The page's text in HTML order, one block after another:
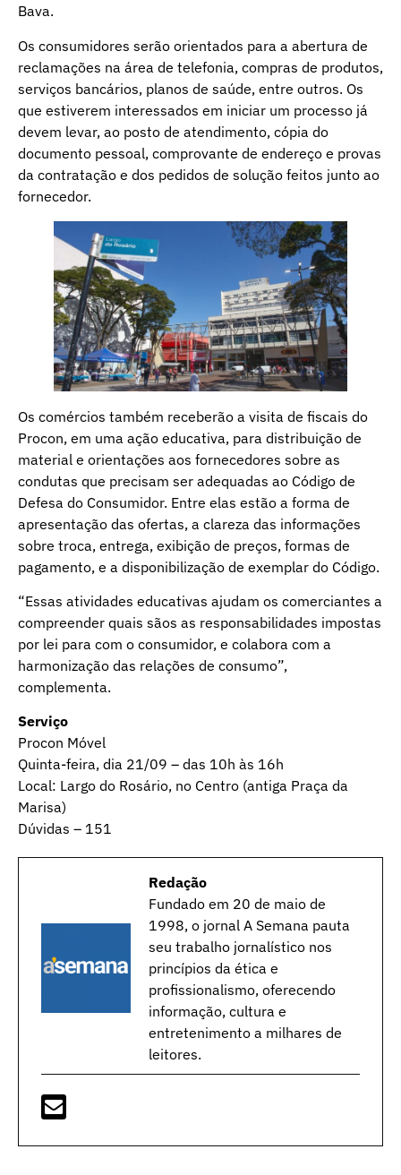
Bava.
Os consumidores serão orientados para a abertura de
reclamações na área de telefonia, compras de produtos,
serviços bancários, planos de saúde, entre outros. Os
que estiverem interessados em iniciar um processo já
devem levar, ao posto de atendimento, cópia do
documento pessoal, comprovante de endereço e provas
da contratação e dos pedidos de solução feitos junto ao
fornecedor.
Os comércios também receberão a visita de fiscais do
Procon, em uma ação educativa, para distribuição de
material e orientações aos fornecedores sobre as
condutas que precisam ser adequadas ao Código de
Defesa do Consumidor. Entre elas estão a forma de
apresentação das ofertas, a clareza das informações
sobre troca, entrega, exibição de preços, formas de
pagamento, e a disponibilização de exemplar do Código.
“Essas atividades educativas ajudam os comerciantes a
compreender quais sãos as responsabilidades impostas
por lei para com o consumidor, e colabora com a
harmonização das relações de consumo”,
complementa.
Serviço
Procon Móvel
Quinta-feira, dia 21/09 – das 10h às 16h
Local: Largo do Rosário, no Centro (antiga Praça da
Marisa)
Dúvidas – 151
Redação
Fundado em 20 de maio de
1998, o jornal A Semana pauta
seu trabalho jornalístico nos
princípios da ética e
profissionalismo, oferecendo
informação, cultura e
entretenimento a milhares de
leitores.